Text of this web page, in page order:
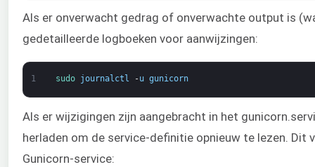
Als er onverwacht gedrag of onverwachte output is
gedetailleerde logboeken voor aanwijzingen:
1 sudo journalctl -u gunicorn
Als er wijzigingen zijn aangebracht in het
herladen om de service-definitie opnieuw te lezen. Dit
Gunicorn-service: